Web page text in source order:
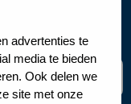
advertenties te
media te bieden
Ook delen we
site met onze